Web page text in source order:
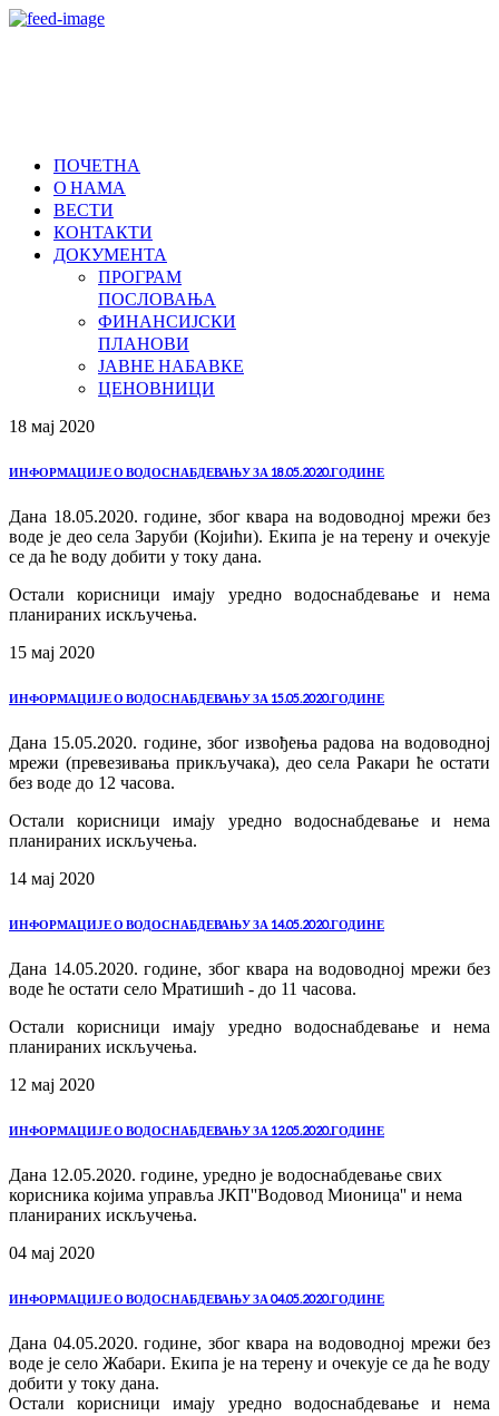
ПОЧЕТНА
О НАМА
ВЕСТИ
КОНТАКТИ
ДОКУМЕНТА
ПРОГРАМ
ПОСЛОВАЊА
ФИНАНСИЈСКИ
ПЛАНОВИ
ЈАВНЕ НАБАВКЕ
ЦЕНОВНИЦИ
18 мај 2020
ИНФОРМАЦИЈЕ О ВОДОСНАБДЕВАЊУ ЗА 18.05.2020.ГОДИНЕ
Дана 18.05.2020. године, због квара на водоводној мрежи без
воде је део села Заруби (Којићи). Екипа је на терену и очекује
се да ће воду добити у току дана.
Остали корисници имају уредно водоснабдевање и нема
планираних искључења.
15 мај 2020
ИНФОРМАЦИЈЕ О ВОДОСНАБДЕВАЊУ ЗА 15.05.2020.ГОДИНЕ
Дана 15.05.2020. године, због извођења радова на водоводној
мрежи (превезивања прикључака), део села Ракари ће остати
без воде до 12 часова.
Остали корисници имају уредно водоснабдевање и нема
планираних искључења.
14 мај 2020
ИНФОРМАЦИЈЕ О ВОДОСНАБДЕВАЊУ ЗА 14.05.2020.ГОДИНЕ
Дана 14.05.2020. године, због квара на водоводној мрежи без
воде ће остати село Мратишић - до 11 часова.
Остали корисници имају уредно водоснабдевање и нема
планираних искључења.
12 мај 2020
ИНФОРМАЦИЈЕ О ВОДОСНАБДЕВАЊУ ЗА 12.05.2020.ГОДИНЕ
Дана 12.05.2020. године, уредно је водоснабдевање свих
корисника којима управља ЈКП''Водовод Мионица'' и нема
планираних искључења.
04 мај 2020
ИНФОРМАЦИЈЕ О ВОДОСНАБДЕВАЊУ ЗА 04.05.2020.ГОДИНЕ
Дана 04.05.2020. године, због квара на водоводној мрежи без
воде је село Жабари. Екипа је на терену и очекује се да ће воду
добити у току дана.
Остали корисници имају уредно водоснабдевање и нема